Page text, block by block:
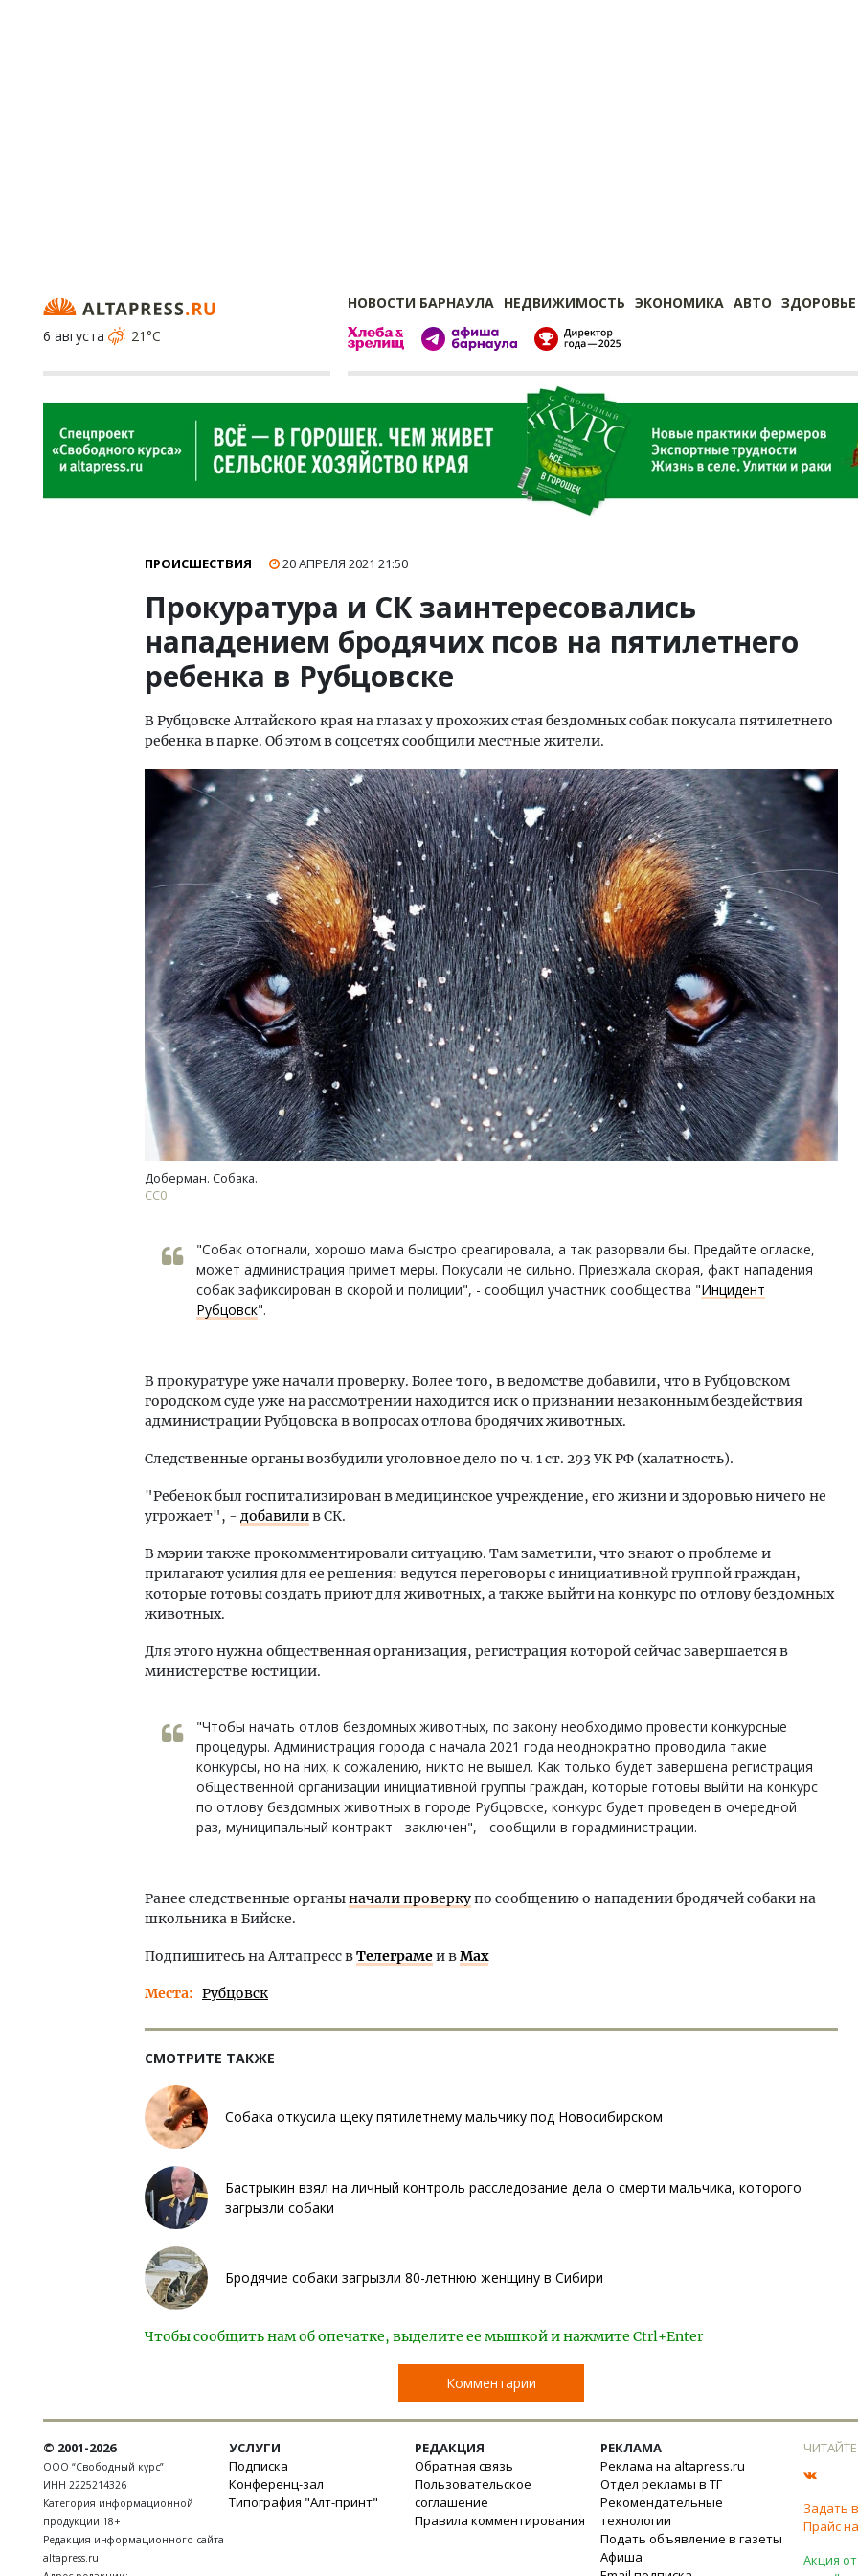
НОВОСТИ БАРНАУЛА НЕДВИЖИМОСТЬ ЭКОНОМИКА АВТО ЗДОРОВЬЕ
6 августа
21°C
ПРОИСШЕСТВИЯ 20 АПРЕЛЯ 2021 21:50
Прокуратура и СК заинтересовались
нападением бродячих псов на пятилетнего
ребенка в Рубцовске
В Рубцовске Алтайского края на глазах у прохожих стая бездомных собак покусала пятилетнего
ребенка в парке. Об этом в соцсетях сообщили местные жители.
Доберман. Собака.
СС0
"Собак отогнали, хорошо мама быстро среагировала, а так разорвали бы. Предайте огласке,
может администрация примет меры. Покусали не сильно. Приезжала скорая, факт нападения
собак зафиксирован в скорой и полиции", - сообщил участник сообщества "Инцидент
Рубцовск".
В прокуратуре уже начали проверку. Более того, в ведомстве добавили, что в Рубцовском
городском суде уже на рассмотрении находится иск о признании незаконным бездействия
администрации Рубцовска в вопросах отлова бродячих животных.
Следственные органы возбудили уголовное дело по ч. 1 ст. 293 УК РФ (халатность).
"Ребенок был госпитализирован в медицинское учреждение, его жизни и здоровью ничего не
угрожает", - добавилив СК.
В мэрии также прокомментировали ситуацию. Там заметили, что знают о проблеме и
прилагают усилия для ее решения: ведутся переговоры с инициативной группой граждан,
которые готовы создать приют для животных, а также выйти на конкурс по отлову бездомных
животных.
Для этого нужна общественная организация, регистрация которой сейчас завершается в
министерстве юстиции.
"Чтобы начать отлов бездомных животных, по закону необходимо провести конкурсные
процедуры. Администрация города с начала 2021 года неоднократно проводила такие
конкурсы, но на них, к сожалению, никто не вышел. Как только будет завершена регистрация
общественной организации инициативной группы граждан, которые готовы выйти на конкурс
по отлову бездомных животных в городе Рубцовске, конкурс будет проведен в очередной
раз, муниципальный контракт - заключен", - сообщили в горадминистрации.
Ранее следственные органыначали проверкупо сообщению о нападении бродячей собаки на
школьника в Бийске.
Подпишитесь на Алтапресс вТелеграмеи вMax
Места Рубцовск
СМОТРИТЕ ТАКЖЕ
Собака откусила щеку пятилетнему мальчику под Новосибирском
Бастрыкин взял на личный контроль расследование дела о смерти мальчика, которого
загрызли собаки
Бродячие собаки загрызли 80-летнюю женщину в Сибири
Чтобы сообщить нам об опечатке, выделите ее мышкой и нажмите Ctrl+Enter
Комментарии
Т2 перезапускает
«Выгодно вместе» —
абонентов других
ПОТРЕБИТЕЛЬ
© 2001-2026
ООО “Свободный курс”
ИНН 2225214326
Категория информационной
продукции 18+
Редакция информационного сайта
altapress.ru
УСЛУГИ
Подписка
Конференц-зал
Типография "Алт-принт"
РЕДАКЦИЯ
Обратная связь
Пользовательское
соглашение
Правила комментирования
РЕКЛАМА
Реклама на altapress.ru
Отдел рекламы в ТГ
Рекомендательные
технологии
Подать объявление в газеты
Афиша
Задать
Прайс
Акция